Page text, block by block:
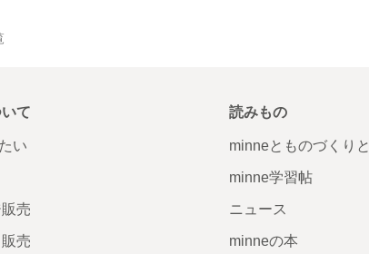
て
い
売
売
読みもの
minneとものづくりと
minne学習帖
ニュース
minneの本